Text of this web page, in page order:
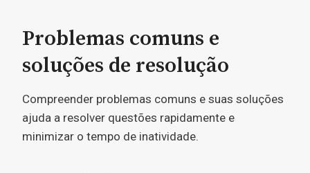
Problemas comuns e
soluções de resolução
Compreender problemas comuns e suas soluções
ajuda a resolver questões rapidamente e
minimizar o tempo de inatividade.